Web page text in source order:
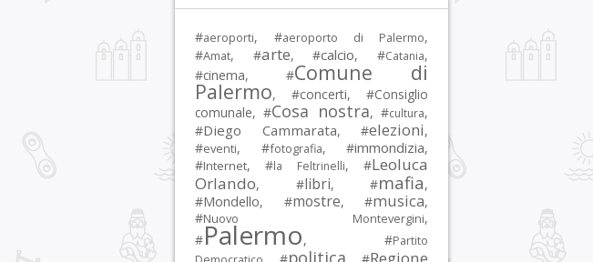
#aeroporti, #aeroporto di Palermo,
#Amat, #arte, #calcio, #Catania,
#cinema, #Comune di
Palermo, #concerti, #Consiglio
comunale, #Cosa nostra, #cultura,
#Diego Cammarata, #elezioni,
#eventi, #fotografia, #immondizia,
#Internet, #la Feltrinelli, #Leoluca
Orlando, #libri, #mafia,
#Mondello, #mostre, #musica,
#Nuovo Montevergini,
#Palermo, #Partito
politica